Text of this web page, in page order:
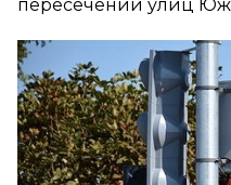
пересечении улиц